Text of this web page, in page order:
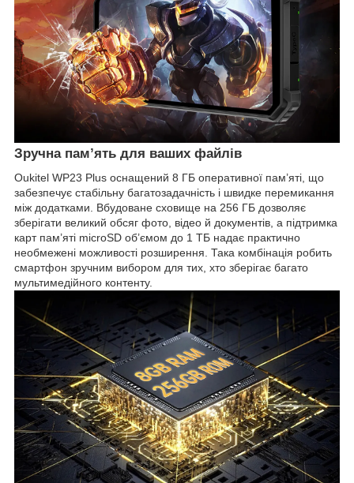
Зручна пам’ять для ваших файлів
Oukitel WP23 Plus оснащений 8 ГБ оперативної пам’яті, що
забезпечує стабільну багатозадачність і швидке перемикання
між додатками. Вбудоване сховище на 256 ГБ дозволяє
зберігати великий обсяг фото, відео й документів, а підтримка
карт пам’яті microSD об’ємом до 1 ТБ надає практично
необмежені можливості розширення. Така комбінація робить
смартфон зручним вибором для тих, хто зберігає багато
мультимедійного контенту.